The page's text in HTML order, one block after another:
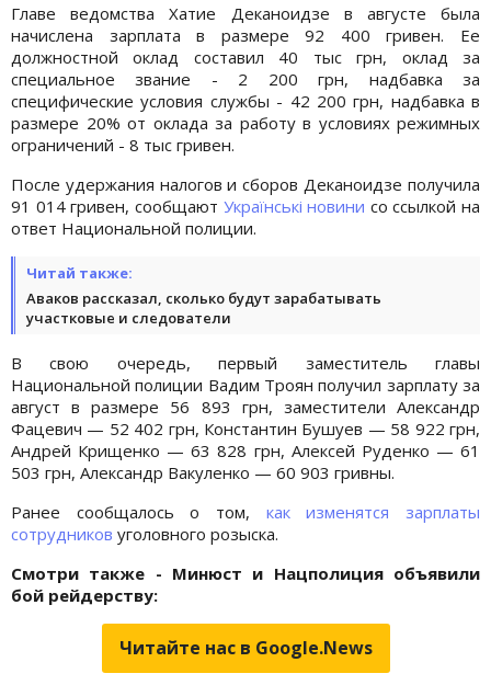
Главе ведомства Хатие Деканоидзе в августе была
начислена зарплата в размере 92 400 гривен. Ее
должностной оклад составил 40 тыс грн, оклад за
специальное звание - 2 200 грн, надбавка за
специфические условия службы - 42 200 грн, надбавка в
размере 20% от оклада за работу в условиях режимных
ограничений - 8 тыс гривен.
После удержания налогов и сборов Деканоидзе получила
91 014 гривен, сообщают Українські новини со ссылкой на
ответ Национальной полиции.
Читай также:
Аваков рассказал, сколько будут зарабатывать
участковые и следователи
В свою очередь, первый заместитель главы
Национальной полиции Вадим Троян получил зарплату за
август в размере 56 893 грн, заместители Александр
Фацевич — 52 402 грн, Константин Бушуев — 58 922 грн,
Андрей Крищенко — 63 828 грн, Алексей Руденко — 61
503 грн, Александр Вакуленко — 60 903 гривны.
Ранее сообщалось о том, как изменятся зарплаты
сотрудников уголовного розыска.
Смотри также - Минюст и Нацполиция объявили
бой рейдерству:
Читайте нас в Google.News